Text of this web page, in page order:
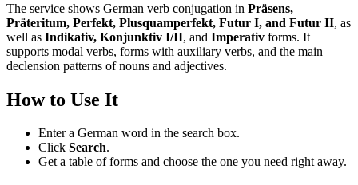
The service shows German verb conjugation in Präsens,
Präteritum, Perfekt, Plusquamperfekt, Futur I, and Futur II, as
well as Indikativ, Konjunktiv I/II, and Imperativ forms. It
supports modal verbs, forms with auxiliary verbs, and the main
declension patterns of nouns and adjectives.
How to Use It
Enter a German word in the search box.
Click Search.
Get a table of forms and choose the one you need right away.